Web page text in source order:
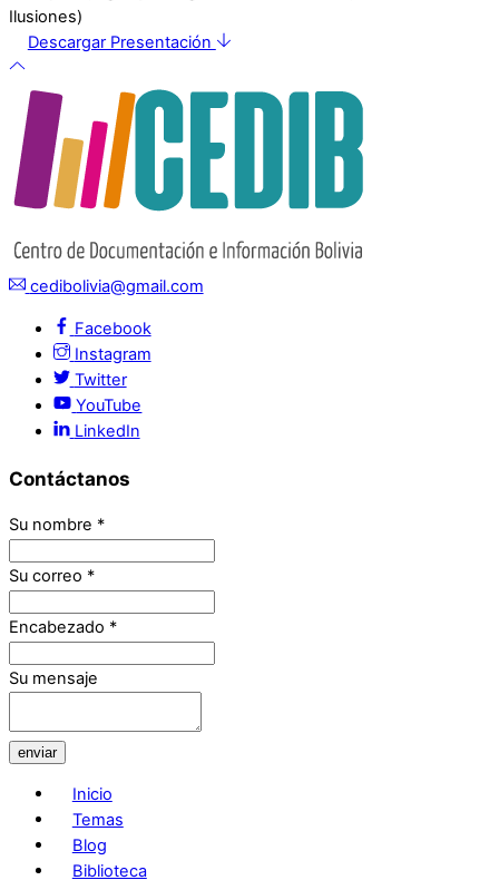
Descargar Presentación
cedibolivia@gmail.com
Facebook
Instagram
Twitter
YouTube
LinkedIn
Contáctanos
Su nombre *
Su correo *
Encabezado *
Su mensaje
enviar
Inicio
Temas
Blog
Biblioteca